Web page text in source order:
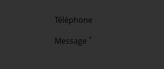
Téléphone
Message